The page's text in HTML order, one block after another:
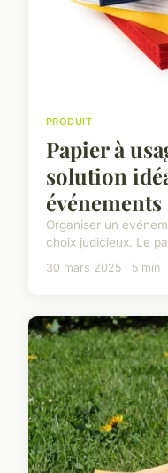
PRODUIT
Papier à
solution
événements
Organiser un
choix judicieux. Le
30 mars 2025 · 5 min